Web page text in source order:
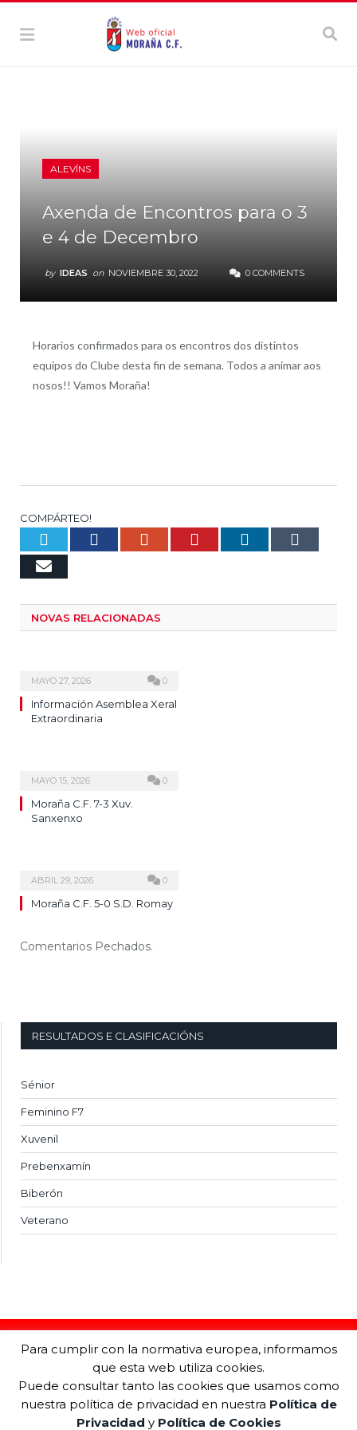
ALEVÍNS
Axenda de Encontros para o 3
e 4 de Decembro
by IDEAS on NOVIEMBRE 30, 2022 0 COMMENTS
Horarios confirmados para os encontros dos distintos
equipos do Clube desta fin de semana. Todos a animar aos
nosos!! Vamos Moraña!
COMPÁRTEO!
TwitterFacebookGoogle+Pinterest
LinkedIn
Email
NOVAS RELACIONADAS
MAYO 27, 2026 0
Información Asemblea Xeral
Extraordinaria
MAYO 15, 2026 0
Moraña C.F. 7-3 Xuv.
Sanxenxo
ABRIL 29, 2026 0
Moraña C.F. 5-0 S.D. Romay
Comentarios Pechados.
RESULTADOS E CLASIFICACIÓNS
Sénior
Feminino F7
Xuvenil
Prebenxamín
Biberón
Veterano
Para cumplir con la normativa europea, informamos
que esta web utiliza cookies.
Puede consultar tanto las cookies que usamos como
nuestra política de privacidad en nuestra Política de
Privacidad y Política de Cookies